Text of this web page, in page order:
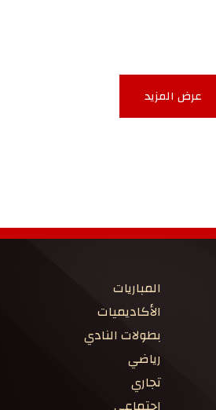
عرض المزيد
المباريات
الأكاديميات
بطولات النادي
رياضي
تجاري